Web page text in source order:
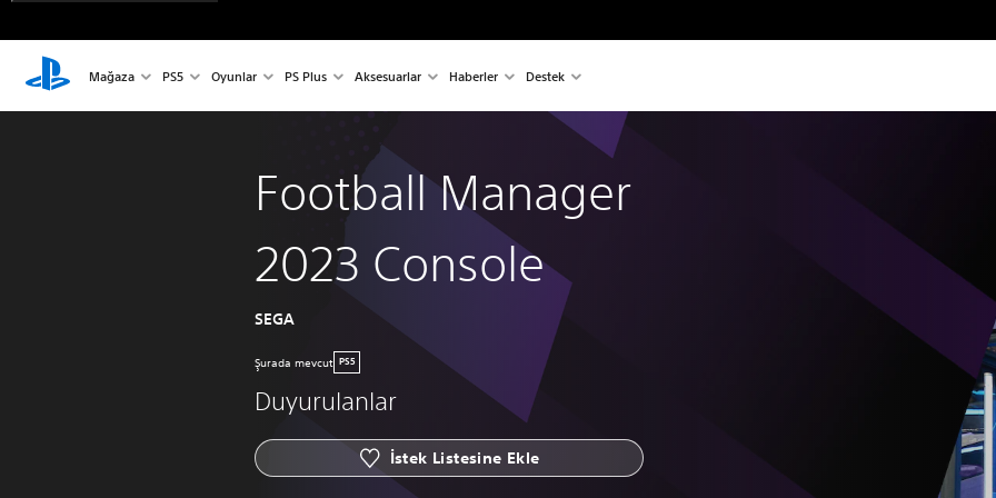
Mağaza PS5 Oyunlar PS Plus Aksesuarlar Haberler Destek
Football Manager
2023 Console
SEGA
Şurada mevcut PS5
Duyurulanlar
İstek Listesine Ekle